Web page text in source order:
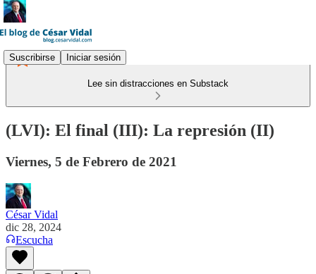
Suscribirse Iniciar sesión
Lee sin distracciones en Substack
(LVI): El final (III): La represión (II)
Viernes, 5 de Febrero de 2021
César Vidal
dic 28, 2024
Escucha